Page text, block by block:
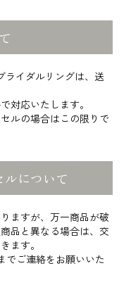
ライダルリングは、送
対応いたします。
ルの場合はこの限りで
について
ますが、万一商品が破
品と異なる場合は、交
ます。
でご連絡をお願いいた